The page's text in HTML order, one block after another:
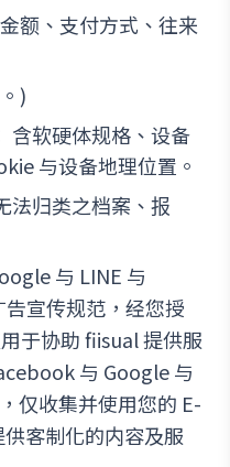
额、支付方式、往来
)
含软硬体规格、设备
与设备地理位置。
法归类之档案、报
与 LINE 与
宣传规范，经您授
于协助 fiisual 提供服
与 Google 与
仅收集并使用您的 E-
客制化的内容及服